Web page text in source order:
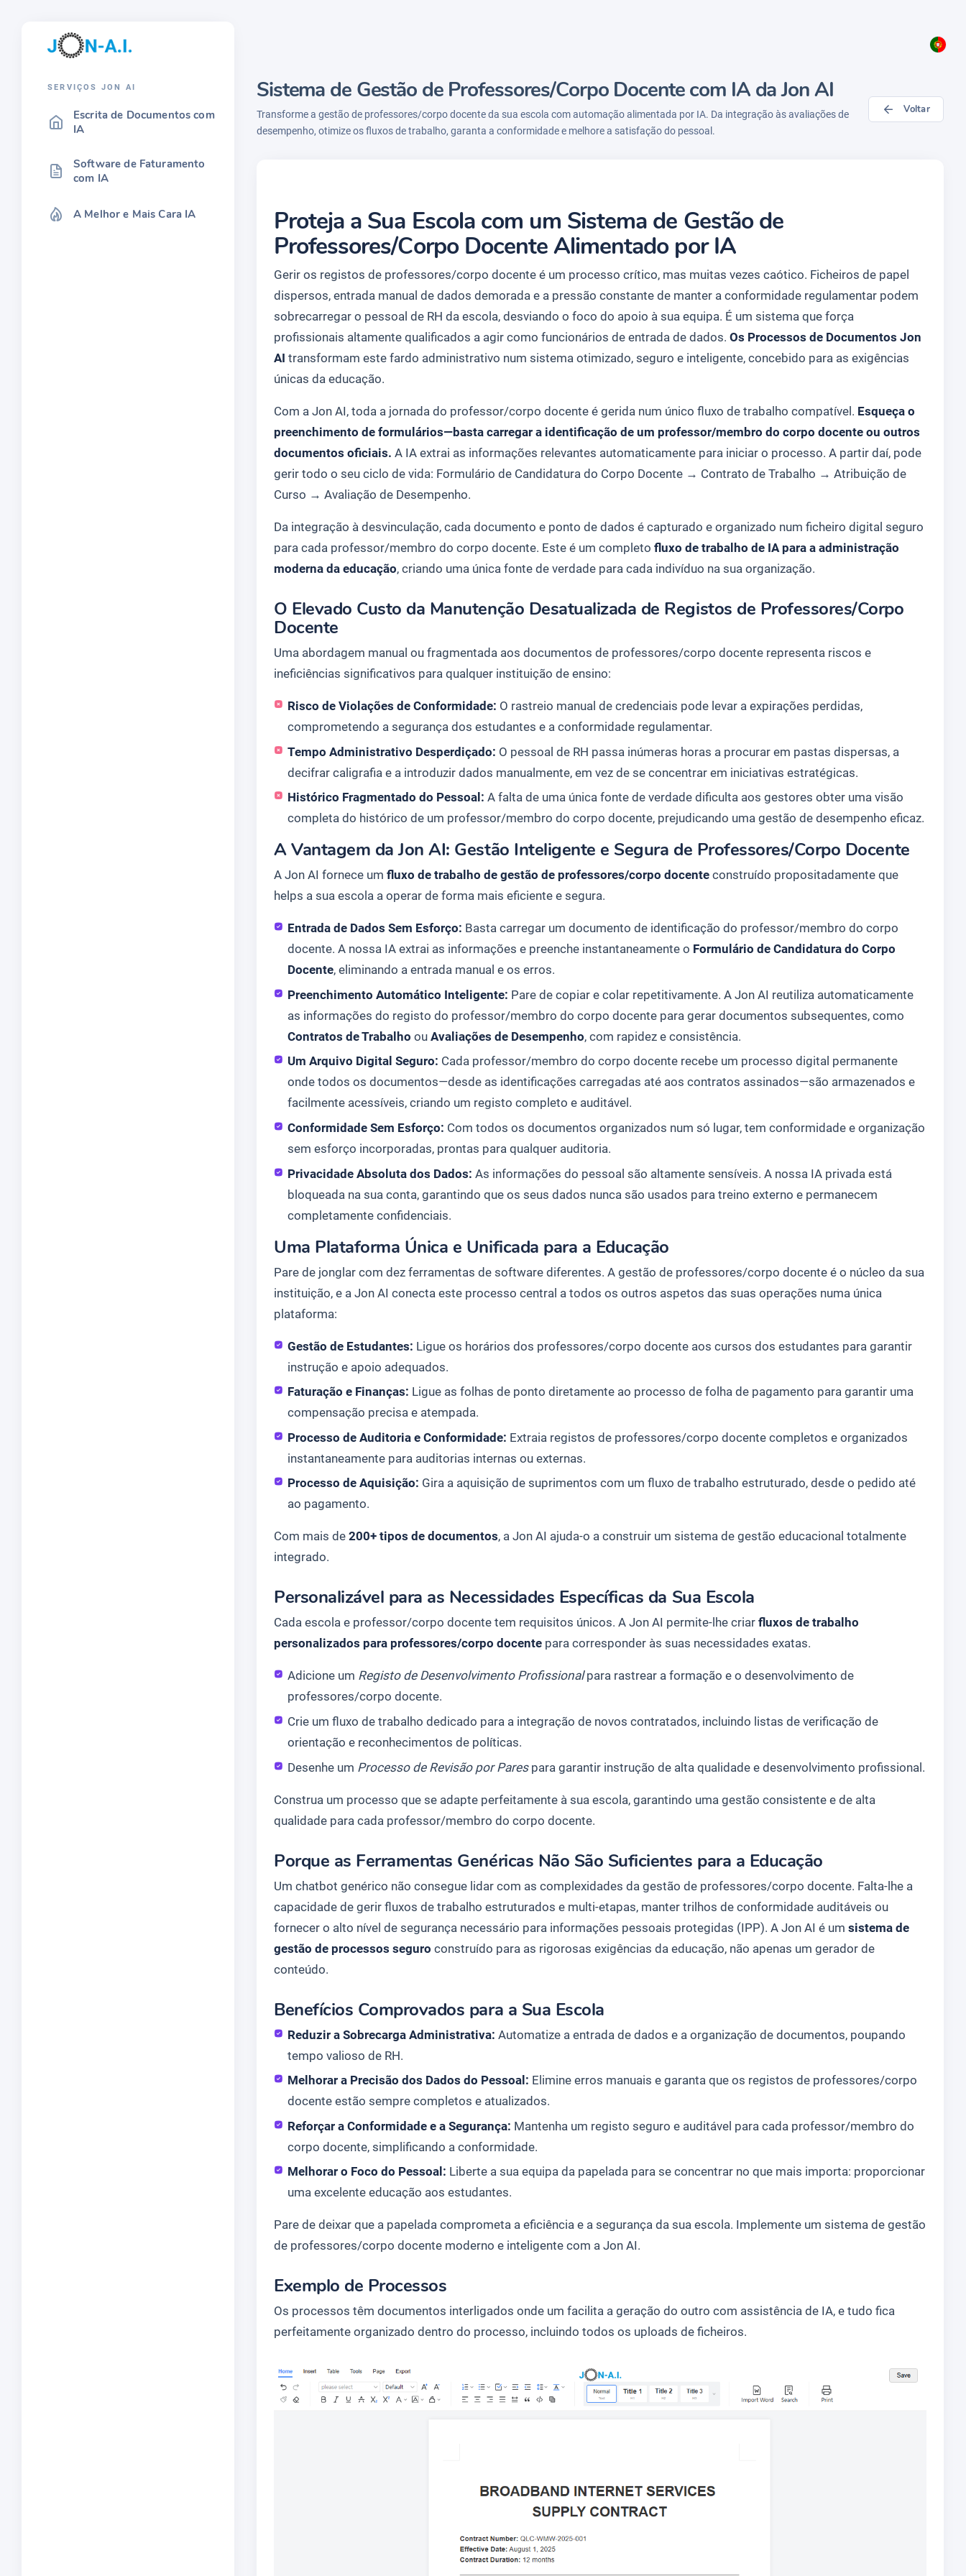
SERVIÇOS JON AI
Escrita de Documentos com
IA
Software de Faturamento
com IA
A Melhor e Mais Cara IA
Sistema de Gestão de Professores/Corpo Docente com IA da Jon AI
Transforme a gestão de professores/corpo docente da sua escola com automação alimentada por IA. Da integração às avaliações de
desempenho, otimize os fluxos de trabalho, garanta a conformidade e melhore a satisfação do pessoal.
Voltar
Proteja a Sua Escola com um Sistema de Gestão de
Professores/Corpo Docente Alimentado por IA
Gerir os registos de professores/corpo docente é um processo crítico, mas muitas vezes caótico. Ficheiros de papel
dispersos, entrada manual de dados demorada e a pressão constante de manter a conformidade regulamentar podem
sobrecarregar o pessoal de RH da escola, desviando o foco do apoio à sua equipa. É um sistema que força
profissionais altamente qualificados a agir como funcionários de entrada de dados. Os Processos de Documentos Jon
AI transformam este fardo administrativo num sistema otimizado, seguro e inteligente, concebido para as exigências
únicas da educação.
Com a Jon AI, toda a jornada do professor/corpo docente é gerida num único fluxo de trabalho compatível. Esqueça o
preenchimento de formulários—basta carregar a identificação de um professor/membro do corpo docente ou outros
documentos oficiais. A IA extrai as informações relevantes automaticamente para iniciar o processo. A partir daí, pode
gerir todo o seu ciclo de vida: Formulário de Candidatura do Corpo Docente → Contrato de Trabalho → Atribuição de
Curso → Avaliação de Desempenho.
Da integração à desvinculação, cada documento e ponto de dados é capturado e organizado num ficheiro digital seguro
para cada professor/membro do corpo docente. Este é um completo fluxo de trabalho de IA para a administração
moderna da educação, criando uma única fonte de verdade para cada indivíduo na sua organização.
O Elevado Custo da Manutenção Desatualizada de Registos de Professores/Corpo
Docente
Uma abordagem manual ou fragmentada aos documentos de professores/corpo docente representa riscos e
ineficiências significativos para qualquer instituição de ensino:
Risco de Violações de Conformidade: O rastreio manual de credenciais pode levar a expirações perdidas,
comprometendo a segurança dos estudantes e a conformidade regulamentar.
Tempo Administrativo Desperdiçado: O pessoal de RH passa inúmeras horas a procurar em pastas dispersas, a
decifrar caligrafia e a introduzir dados manualmente, em vez de se concentrar em iniciativas estratégicas.
Histórico Fragmentado do Pessoal: A falta de uma única fonte de verdade dificulta aos gestores obter uma visão
completa do histórico de um professor/membro do corpo docente, prejudicando uma gestão de desempenho eficaz.
A Vantagem da Jon AI: Gestão Inteligente e Segura de Professores/Corpo Docente
A Jon AI fornece um fluxo de trabalho de gestão de professores/corpo docente construído propositadamente que
helps a sua escola a operar de forma mais eficiente e segura.
Entrada de Dados Sem Esforço: Basta carregar um documento de identificação do professor/membro do corpo
docente. A nossa IA extrai as informações e preenche instantaneamente o Formulário de Candidatura do Corpo
Docente, eliminando a entrada manual e os erros.
Preenchimento Automático Inteligente: Pare de copiar e colar repetitivamente. A Jon AI reutiliza automaticamente
as informações do registo do professor/membro do corpo docente para gerar documentos subsequentes, como
Contratos de Trabalho ouAvaliações de Desempenho, com rapidez e consistência.
Um Arquivo Digital Seguro: Cada professor/membro do corpo docente recebe um processo digital permanente
onde todos os documentos—desde as identificações carregadas até aos contratos assinados—são armazenados e
facilmente acessíveis, criando um registo completo e auditável.
Conformidade Sem Esforço: Com todos os documentos organizados num só lugar, tem conformidade e organização
sem esforço incorporadas, prontas para qualquer auditoria.
Privacidade Absoluta dos Dados: As informações do pessoal são altamente sensíveis. A nossa IA privada está
bloqueada na sua conta, garantindo que os seus dados nunca são usados para treino externo e permanecem
completamente confidenciais.
Uma Plataforma Única e Unificada para a Educação
Pare de jonglar com dez ferramentas de software diferentes. A gestão de professores/corpo docente é o núcleo da sua
instituição, e a Jon AI conecta este processo central a todos os outros aspetos das suas operações numa única
plataforma:
Gestão de Estudantes: Ligue os horários dos professores/corpo docente aos cursos dos estudantes para garantir
instrução e apoio adequados.
Faturação e Finanças: Ligue as folhas de ponto diretamente ao processo de folha de pagamento para garantir uma
compensação precisa e atempada.
Processo de Auditoria e Conformidade: Extraia registos de professores/corpo docente completos e organizados
instantaneamente para auditorias internas ou externas.
Processo de Aquisição: Gira a aquisição de suprimentos com um fluxo de trabalho estruturado, desde o pedido até
ao pagamento.
Com mais de 200+ tipos de documentos, a Jon AI ajuda-o a construir um sistema de gestão educacional totalmente
integrado.
Personalizável para as Necessidades Específicas da Sua Escola
Cada escola e professor/corpo docente tem requisitos únicos. A Jon AI permite-lhe criar fluxos de trabalho
personalizados para professores/corpo docente para corresponder às suas necessidades exatas.
Adicione um Registo de Desenvolvimento Profissionalpara rastrear a formação e o desenvolvimento de
professores/corpo docente.
Crie um fluxo de trabalho dedicado para a integração de novos contratados, incluindo listas de verificação de
orientação e reconhecimentos de políticas.
Desenhe um Processo de Revisão por Parespara garantir instrução de alta qualidade e desenvolvimento profissional.
Construa um processo que se adapte perfeitamente à sua escola, garantindo uma gestão consistente e de alta
qualidade para cada professor/membro do corpo docente.
Porque as Ferramentas Genéricas Não São Suficientes para a Educação
Um chatbot genérico não consegue lidar com as complexidades da gestão de professores/corpo docente. Falta-lhe a
capacidade de gerir fluxos de trabalho estruturados e multi-etapas, manter trilhos de conformidade auditáveis ou
fornecer o alto nível de segurança necessário para informações pessoais protegidas (IPP). A Jon AI é um sistema de
gestão de processos seguro construído para as rigorosas exigências da educação, não apenas um gerador de
conteúdo.
Benefícios Comprovados para a Sua Escola
Reduzir a Sobrecarga Administrativa: Automatize a entrada de dados e a organização de documentos, poupando
tempo valioso de RH.
Melhorar a Precisão dos Dados do Pessoal: Elimine erros manuais e garanta que os registos de professores/corpo
docente estão sempre completos e atualizados.
Reforçar a Conformidade e a Segurança: Mantenha um registo seguro e auditável para cada professor/membro do
corpo docente, simplificando a conformidade.
Melhorar o Foco do Pessoal: Liberte a sua equipa da papelada para se concentrar no que mais importa: proporcionar
uma excelente educação aos estudantes.
Pare de deixar que a papelada comprometa a eficiência e a segurança da sua escola. Implemente um sistema de gestão
de professores/corpo docente moderno e inteligente com a Jon AI.
Exemplo de Processos
Os processos têm documentos interligados onde um facilita a geração do outro com assistência de IA, e tudo fica
perfeitamente organizado dentro do processo, incluindo todos os uploads de ficheiros.